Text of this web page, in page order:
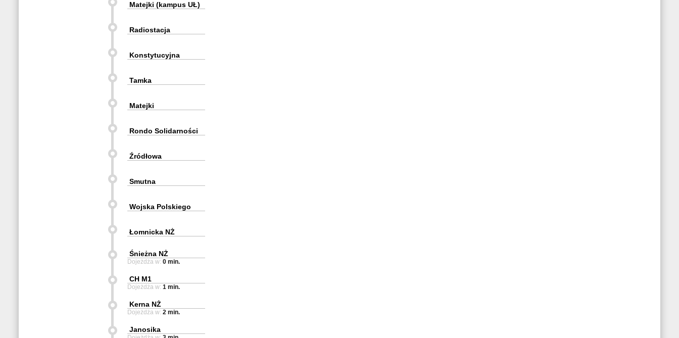
Matejki (kampus UŁ)
Radiostacja
Konstytucyjna
Tamka
Matejki
Rondo Solidarności
Źródłowa
Smutna
Wojska Polskiego
Łomnicka NŻ
Śnieżna NŻ
Dojeżdża w: 0 min.
CH M1
Dojeżdża w: 1 min.
Kerna NŻ
Dojeżdża w: 2 min.
Janosika